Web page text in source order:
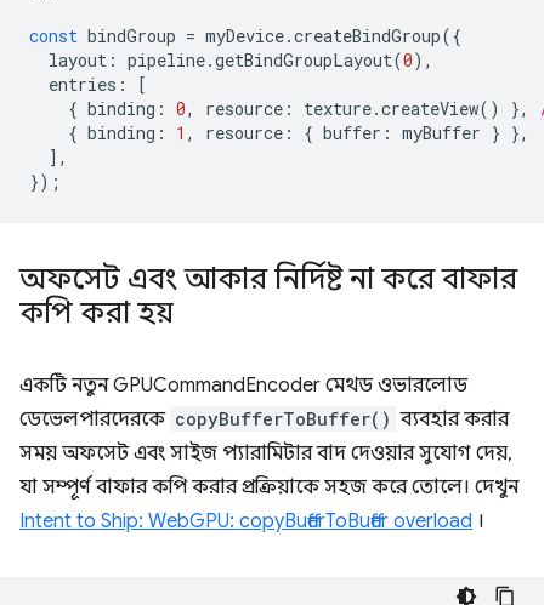
const bindGroup = myDevice.createBindGroup({
layout : pipeline.getBindGroupLayout(0),
entries :
[
{ binding : 0, resource : texture.createView() },
{ binding : 1 , resource : { buffer : myBuffer } },
],
});
অফসেট এবং আকার নির্দিষ্ট না করে বাফার
কপি করা হয়
একটি নতুন GPUCommandEncoder মেথড ওভারলোড
ডেভেলপারদেরকে copyBufferToBuffer() ব্যবহার করার
সময় অফসেট এবং সাইজ প্যারামিটার বাদ দেওয়ার সুযোগ দেয়,
যা সম্পূর্ণ বাফার কপি করার প্রক্রিয়াকে সহজ করে তোলে। দেখুন
Intent to Ship: WebGPU: copyBufferToBuffer overload ।